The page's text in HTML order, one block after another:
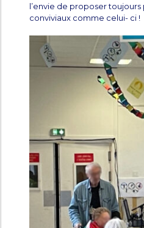
l’envie de proposer
conviviaux comme celui- ci !